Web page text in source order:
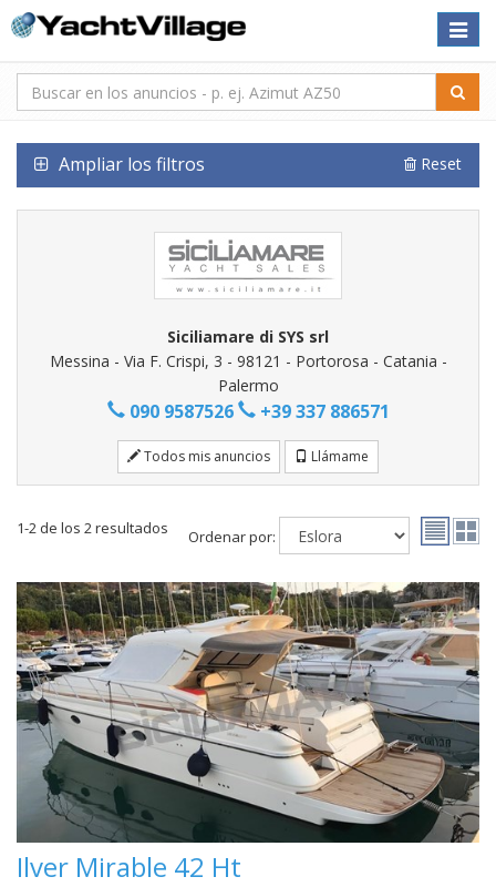
Toggle
Ampliar los filtros Reset
Siciliamare di SYS srl
Messina - Via F. Crispi, 3 - 98121 - Portorosa - Catania -
Palermo
090 9587526 +39 337 886571
Todos mis anuncios Llámame
1-2 de los 2 resultados Ordenar por:
Ilver Mirable 42 Ht